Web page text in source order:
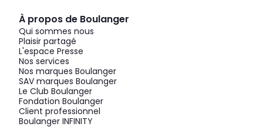
À propos de Boulanger
Qui sommes nous
Plaisir partagé
L'espace Presse
Nos services
Nos marques Boulanger
SAV marques Boulanger
Le Club Boulanger
Fondation Boulanger
Client professionnel
Boulanger INFINITY